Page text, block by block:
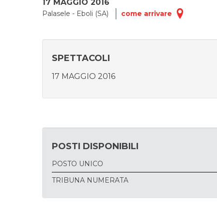
17 MAGGIO 2016
Palasele - Eboli (SA) come arrivare
SPETTACOLI
17 MAGGIO 2016
POSTI DISPONIBILI
POSTO UNICO
TRIBUNA NUMERATA